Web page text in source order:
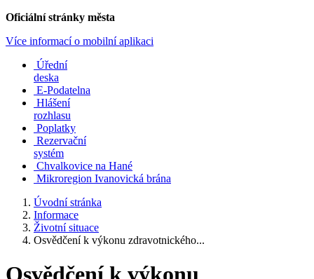
Oficiální stránky města
Více informací o mobilní aplikaci
Úřední
deska
E-Podatelna
Hlášení
rozhlasu
Poplatky
Rezervační
systém
Chvalkovice na Hané
Mikroregion Ivanovická brána
Úvodní stránka
Informace
Životní situace
Osvědčení k výkonu zdravotnického...